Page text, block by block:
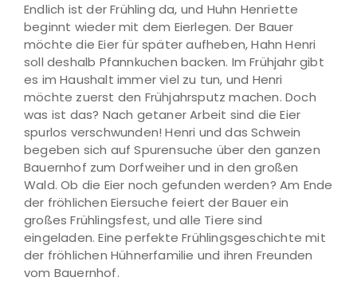
Endlich ist der Frühling da, und Huhn Henriette
beginnt wieder mit dem Eierlegen. Der Bauer
möchte die Eier für später aufheben, Hahn Henri
soll deshalb Pfannkuchen backen. Im Frühjahr gibt
es im Haushalt immer viel zu tun, und Henri
möchte zuerst den Frühjahrsputz machen. Doch
was ist das? Nach getaner Arbeit sind die Eier
spurlos verschwunden! Henri und das Schwein
begeben sich auf Spurensuche über den ganzen
Bauernhof zum Dorfweiher und in den großen
Wald. Ob die Eier noch gefunden werden? Am Ende
der fröhlichen Eiersuche feiert der Bauer ein
großes Frühlingsfest, und alle Tiere sind
eingeladen. Eine perfekte Frühlingsgeschichte mit
der fröhlichen Hühnerfamilie und ihren Freunden
vom Bauernhof.